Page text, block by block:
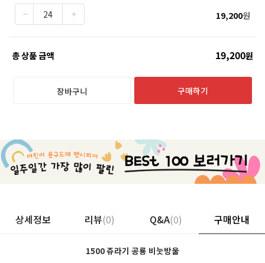
19,200원
총 상품 금액 19,200원
장바구니 구매하기
상세정보 리뷰(0) Q&A(0) 구매안내
1500 쥬라기 공룡 비눗방울